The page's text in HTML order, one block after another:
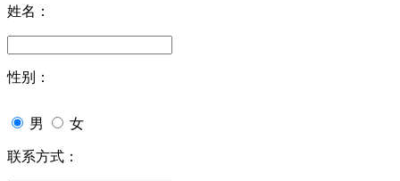
姓名：
性别：
男 女
联系方式：